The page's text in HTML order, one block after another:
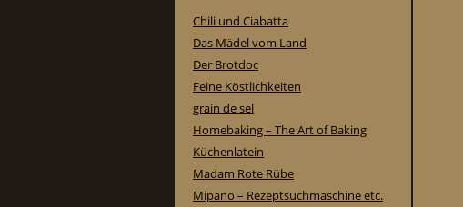
Chili und Ciabatta
Das Mädel vom Land
Der Brotdoc
Feine Köstlichkeiten
grain de sel
Homebaking – The Art of Baking
Küchenlatein
Madam Rote Rübe
Mipano – Rezeptsuchmaschine etc.